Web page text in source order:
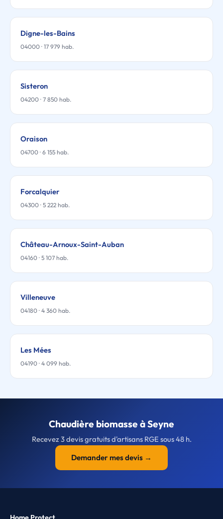
Digne-les-Bains
04000 · 17 979 hab.
Sisteron
04200 · 7 850 hab.
Oraison
04700 · 6 155 hab.
Forcalquier
04300 · 5 222 hab.
Château-Arnoux-Saint-Auban
04160 · 5 107 hab.
Villeneuve
04180 · 4 360 hab.
Les Mées
04190 · 4 099 hab.
Chaudière biomasse à Seyne
Recevez 3 devis gratuits d'artisans RGE sous 48 h.
Demander mes devis →